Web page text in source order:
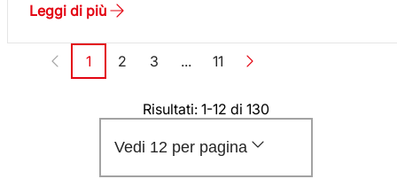
Leggi di più
Paginazione
Pagina
1 Pagina
2 Pagina
3 ... Pagina
11
Risultati: 1-12 di 130
Vedi 12 per pagina